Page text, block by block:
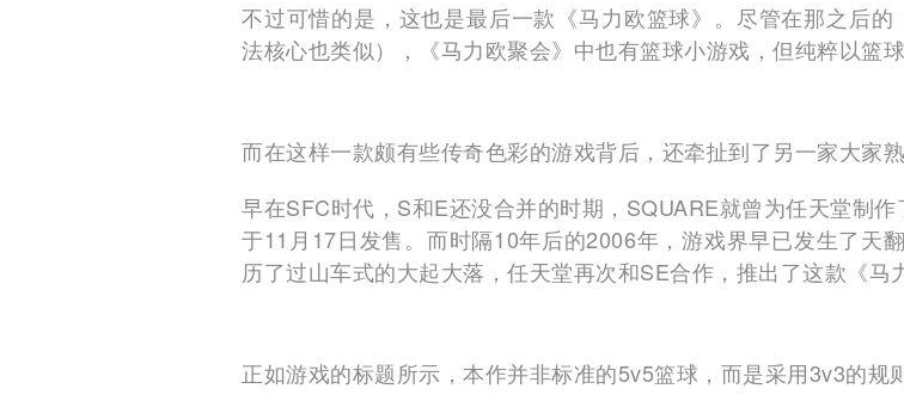
不过可惜的是，这也是最后一款《马力欧篮球》。尽管在那之后
法核心也类似），《马力欧聚会》中也有篮球小游戏，但纯粹以篮
而在这样一款颇有些传奇色彩的游戏背后，还牵扯到了另一家大家
早在SFC时代，S和E还没合并的时期，SQUARE就曾为任天堂制
于11月17日发售。而时隔10年后的2006年，游戏界早已发生了天
历了过山车式的大起大落，任天堂再次和SE合作，推出了这款《马
正如游戏的标题所示，本作并非标准的5v5篮球，而是采用3v3的规则